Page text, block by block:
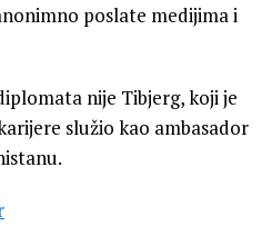
poslate medijima i
nije Tibjerg, koji je
služio kao ambasador